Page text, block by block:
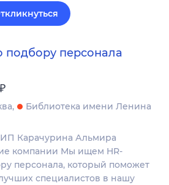
подбору персонала
₽
Библиотека имени Ленина
Карачурина Альмира
компании Мы ищем HR-
персонала, который поможет
специалистов в нашу